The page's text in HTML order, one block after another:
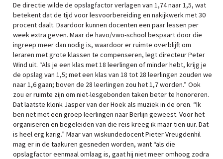
De directie wilde de opslagfactor verlagen van 1,74 naar 1,5, wat
betekent dat de tijd voor lesvoorbereiding en nakijkwerk met 30
procent daalt. Daardoor kunnen docenten een paar lessen per
week extra geven. Maar de havo/vwo-school bespaart door die
ingreep meer dan nodig is, waardoor er ruimte overblijft om
leraren met grote klassen te compenseren, legt directeur Peter
Wind uit. “Als je een klas met 18 leerlingen of minder hebt, krijg je
de opslag van 1,5; met een klas van 18 tot 28 leerlingen zouden we
naar 1,6 gaan; boven de 28 leerlingen zou het 1,7 worden.” Ook
zou er ruimte zijn om niet-lesgebonden taken beter te honoreren.
Dat laatste klonk Jasper van der Hoek als muziek in de oren. “Ik
ben net met een groep leerlingen naar Berlijn geweest. Voor het
organiseren en begeleiden van die reis kreeg ik maar tien uur. Dat
is heel erg karig.” Maar van wiskundedocent Pieter Vreugdenhil
mag er in de taakuren gesneden worden, want “als die
opslagfactor eenmaal omlaag is, gaat hij niet meer omhoog zodra